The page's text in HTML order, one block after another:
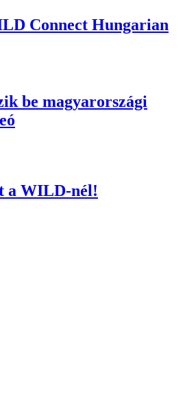
Connect Hungarian
be magyarországi
a WILD-nél!